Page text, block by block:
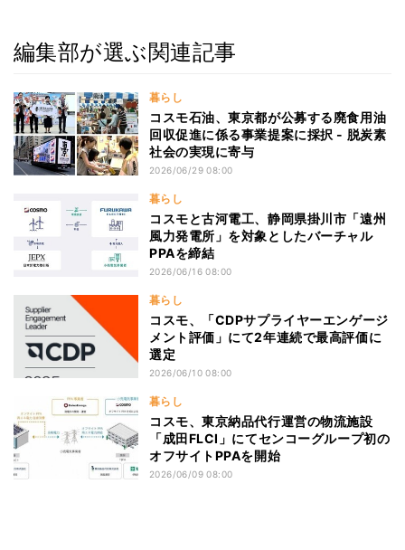
編集部が選ぶ関連記事
暮らし
コスモ石油、東京都が公募する廃食用油
回収促進に係る事業提案に採択 - 脱炭素
社会の実現に寄与
2026/06/29 08:00
暮らし
コスモと古河電工、静岡県掛川市「遠州
風力発電所」を対象としたバーチャル
PPAを締結
2026/06/16 08:00
暮らし
コスモ、「CDPサプライヤーエンゲージ
メント評価」にて2年連続で最高評価に
選定
2026/06/10 08:00
暮らし
コスモ、東京納品代行運営の物流施設
「成田FLCⅠ」にてセンコーグループ初の
オフサイトPPAを開始
2026/06/09 08:00